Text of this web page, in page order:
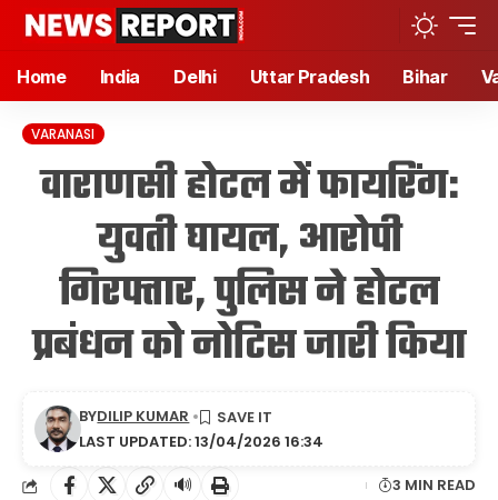
Home India Delhi Uttar Pradesh Bihar
VARANASI
वाराणसी होटल में फायरिंग:
युवती घायल, आरोपी
गिरफ्तार, पुलिस ने होटल
प्रबंधन को नोटिस जारी किया
LAST UPDATED: 13/04/2026 16:34
BYDILIP KUMAR
🔊 3 MIN READ